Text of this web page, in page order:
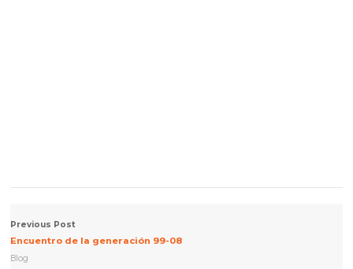
Previous Post
Encuentro de la generación 99-08
Blog